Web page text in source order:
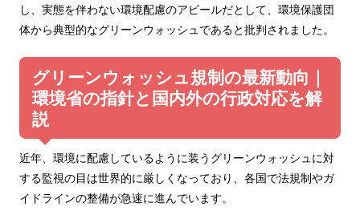
し、実態を伴わない環境配慮のアピールだとして、環境保護団
体から典型的なグリーンウォッシュであると批判されました。
グリーンウォッシュ規制の最新動向｜
環境省の指針と国内外の行政対応を解
説
近年、環境に配慮しているように装うグリーンウォッシュに対
する監視の目は世界的に厳しくなっており、各国で法規制やガ
イドラインの整備が急速に進んでいます。